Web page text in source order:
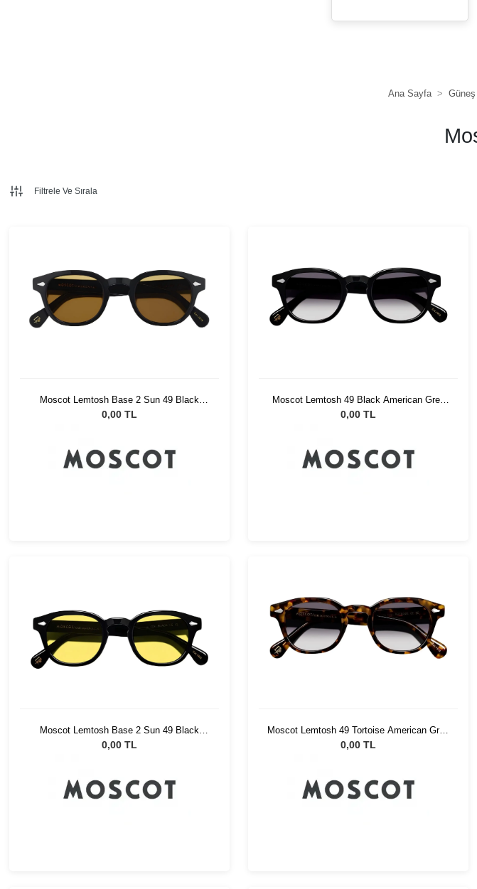
Ana Sayfa
Filtrele Ve Sırala
Moscot Lemtosh Base 2 Sun 49 Black
Amber
0,00 TL
Moscot Lemtosh 49 Black American Grey
Fade
0,00 TL
Moscot Lemtosh Base 2 Sun 49 Black
Mellow Yellow
0,00 TL
Moscot Lemtosh 49 Tortoise American Grey
Fade
0,00 TL